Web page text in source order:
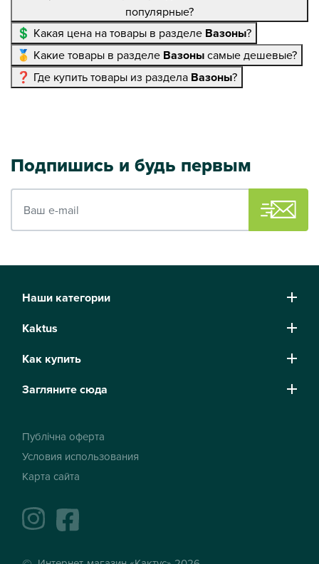
популярные?
💲 Какая цена на товары в разделе Вазоны?
🥇 Какие товары в разделе Вазонысамые дешевые?
❓ Где купить товары из раздела Вазоны?
Подпишись и будь первым
Ваш e-mail
Наши категории
Kaktus
Как купить
Загляните сюда
Публічна оферта
Условия использования
Карта сайта
instagramfacebook